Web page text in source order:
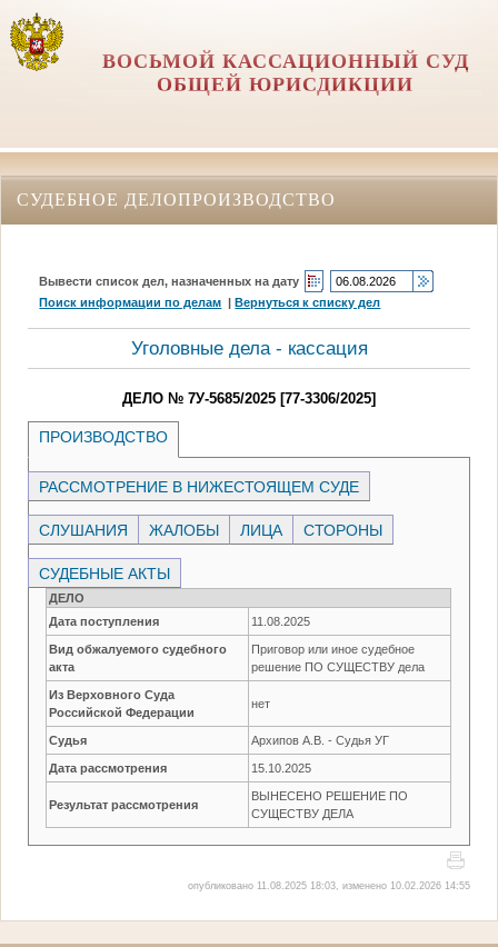
ВОСЬМОЙ КАССАЦИОННЫЙ СУД
ОБЩЕЙ ЮРИСДИКЦИИ
СУДЕБНОЕ ДЕЛОПРОИЗВОДСТВО
Вывести список дел, назначенных на дату
Поиск информации по делам |Вернуться к списку дел
Уголовные дела - кассация
ДЕЛО № 7У-5685/2025 [77-3306/2025]
ПРОИЗВОДСТВО
РАССМОТРЕНИЕ В НИЖЕСТОЯЩЕМ СУДЕ
СЛУШАНИЯ ЖАЛОБЫ ЛИЦА СТОРОНЫ
СУДЕБНЫЕ АКТЫ
ДЕЛО
Дата поступления
11.08.2025
Вид обжалуемого судебного
акта
Приговор или иное судебное
решение ПО СУЩЕСТВУ дела
Из Верховного Суда
Российской Федерации
нет
Судья Архипов А.В. - Судья УГ
Дата рассмотрения 15.10.2025
Результат рассмотрения
ВЫНЕСЕНО РЕШЕНИЕ ПО
СУЩЕСТВУ ДЕЛА
опубликовано 11.08.2025 18:03, изменено 10.02.2026 14:55